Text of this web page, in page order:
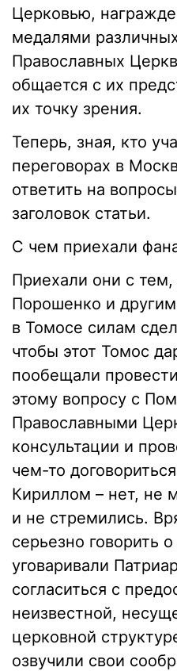
Церковью,
медалями
Православных
общается с их
их точку зрения.
Теперь, зная, кто
переговорах в
ответить на
заголовок статьи.
С чем приехали
Приехали они с
Порошенко и
в Томосе силам
чтобы этот Томос
пообещали
этому вопросу с
Православными
консультации и
чем-то
Кириллом – нет, не
и не стремились.
серьезно говорить
уговаривали
согласиться с
неизвестной,
церковной
озвучили свои